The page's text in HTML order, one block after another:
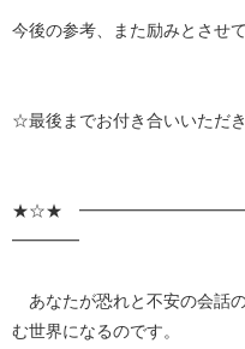
今後の参考、また励みとさせ
☆最後までお付き合いいただ
★☆★
━━━━
あなたが恐れと不安の会話
む世界になるのです。